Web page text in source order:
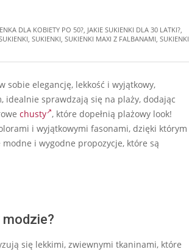
DLA KOBIETY PO 50? JAKIE SUKIENKI DLA 30 LATKI?
SUKIENKI SUKIENKI MAXI Z FALBANAMI SUKIENKI
sobie elegancję, lekkość i wyjątkowy,
idealnie sprawdzają się na plaży, dodając
chusty , które dopełnią plażowy look!
i wyjątkowymi fasonami, dzięki którym
i wygodne propozycje, które są
modzie?
się lekkimi, zwiewnymi tkaninami, które